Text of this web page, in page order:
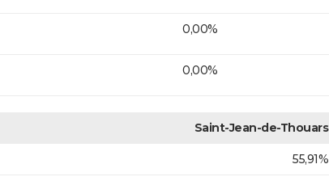
0,00%
0,00%
Saint-Jean-de-Thouars
55,91%